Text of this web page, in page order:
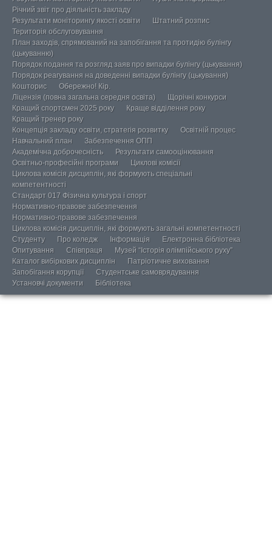
Річний звіт про діяльність закладу
Результати моніторингу якості освіти
Штатний розпис
Територія обслуговування
План заходів, спрямований на запобігання та протидію булінгу
(цькуванню)
Порядок подання та розгляд заяв про випадки булінгу (цькування)
Порядок реагування на доведенні випадки булінгу (цькування)
Кошторис
Обережно! Кір.
Ліцензія (повна загальна середня освіта)
Щорічні конкурси
Кращий спортсмен 2025 року
Краще відділення року
Кращий тренер року
Концепція закладу освіти, стратегія розвитку
Освітній процес
Навчальний план
Забезпечення ОПП
Академічна доброчесність
Результати самооцінювання
Освітньо-професійні програми
Циклові комісії
Циклова комісія дисциплін, які формують спеціальні
компетентності
Стандарт 017 Фізична культура і спорт
Нормативно-правове забезпечення
Нормативно-правове забезпечення
Циклова комісія дисциплін, які формують загальні компетентності
Студенту
Про коледж Інформація
Електронна бібліотека
Опитування
Співпраця
Музей “Історія олімпійського руху”
Каталог вибіркових дисциплін
Патріотичне виховання
Запобігання корупції
Студентське самоврядування
Установчі документи
Бібліотека